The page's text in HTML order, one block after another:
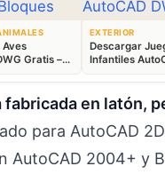
Aves
Gratis –
2D
EXTERIOR
Descargar
Infantiles
Gratis –
fabricada en latón,
para AutoCAD
AutoCAD 2004+ y